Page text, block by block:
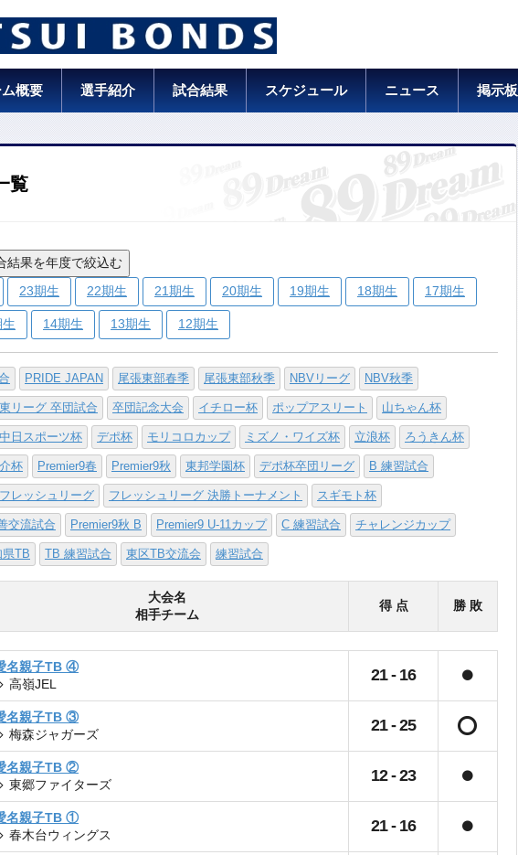
概要 選手紹介 試合結果 スケジュール ニュース 掲示板
覧
結果を年度で絞込む
23期生 22期生 21期生 20期生 19期生 18期生 17期生
生 14期生 13期生 12期生
PRIDE JAPAN 尾張東部春季 尾張東部秋季 NBVリーグ NBV秋季
東リーグ 卒団試合 卒団記念大会 イチロー杯 ポップアスリート 山ちゃん杯
中日スポーツ杯 デポ杯 モリコロカップ ミズノ・ワイズ杯 立浪杯 ろうきん杯
杯 Premier9春 Premier9秋 東邦学園杯 デポ杯卒団リーグ B 練習試合
フレッシュリーグ フレッシュリーグ 決勝トーナメント スギモト杯
交流試合 Premier9秋 B Premier9 U-11カップ C 練習試合 チャレンジカップ
県TB TB 練習試合 東区TB交流会 練習試合
大会名
相手チーム
得 点 勝 敗
名親子TB ④
高嶺JEL
21- 16
名親子TB ③
梅森ジャガーズ
21-25
名親子TB ②
東郷ファイターズ
12-23
名親子TB ①
春木台ウィングス
21- 16